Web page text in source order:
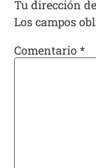
Tu dirección
Los campos
Comentario*